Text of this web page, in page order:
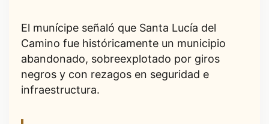
El munícipe señaló que Santa Lucía del
Camino fue históricamente un municipio
abandonado, sobreexplotado por giros
negros y con rezagos en seguridad e
infraestructura.